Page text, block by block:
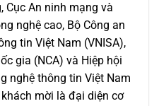
Cục An ninh mạng và
nghệ cao, Bộ Công an
tin Việt Nam (VNISA),
gia (NCA) và Hiệp hội
nghệ thông tin Việt Nam
mời là đại diện cơ